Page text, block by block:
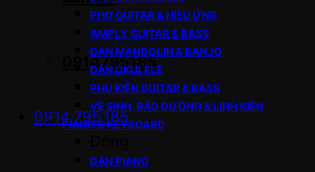
0914795185
0914.795.185
PHƠ GUITAR & HIỆU ỨNG
AMPLY GUITAR & BASS
ĐÀN MANDOLIN & BANJO
ĐÀN UKULELE
PHỤ KIỆN GUITAR & BASS
VỆ SINH, BẢO DƯỠNG & LINH KIỆN
PIANO & KEYBOARD
ĐÀN PIANO